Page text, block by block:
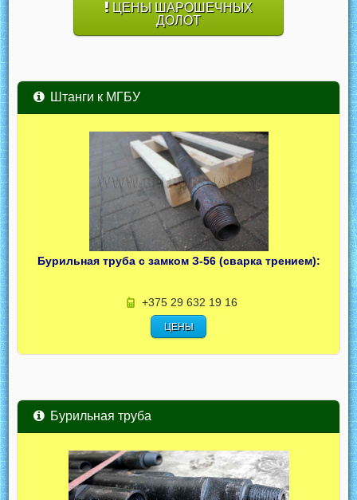
ЦЕНЫ ШАРОШЕЧНЫХ
ДОЛОТ
Штанги к МГБУ
Бурильная труба с замком З-56 (сварка трением):
+375 29 632 19 16
ЦЕНЫ
Бурильная труба